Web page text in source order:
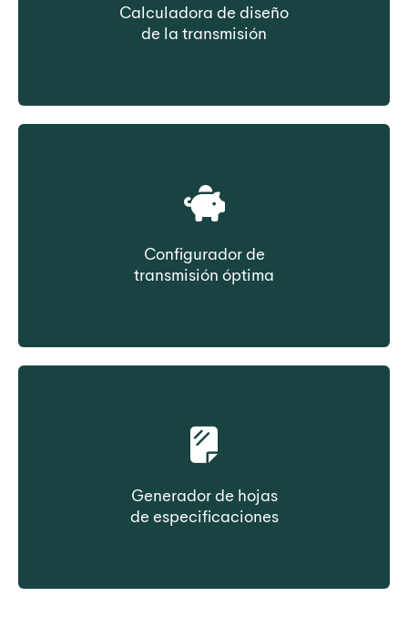
Calculadora de diseño
de la transmisión
de transmisión
Configurador de
transmisión óptima
propiedad
Generador de hojas
de especificaciones
bajo demanda